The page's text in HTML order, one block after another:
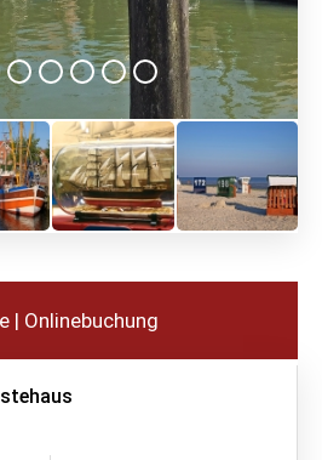
| Onlinebuchung